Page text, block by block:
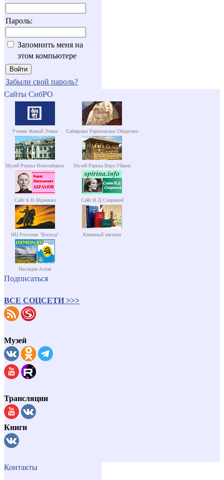
Пароль:
Запомнить меня на
этом компьютере
Забыли свой пароль?
Сайты СибРО
Учение Живой Этики Сибирское Рериховское Общество
Музей Рериха Новосибирск Музей Рериха Верх-Уймон
Сайт Б.Н.Абрамова Сайт Н.Д.Спириной
ИЦ Россазия "Восход" Книжный магазин
Наследие Алтая
Подписаться
ВСЕ СОЦСЕТИ >>>
Музей
Трансляции
Книги
Контакты